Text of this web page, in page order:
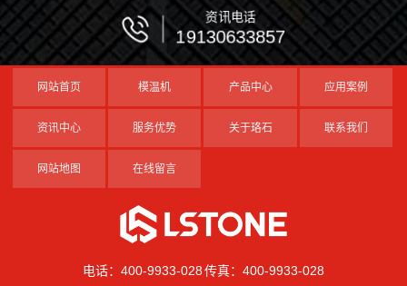
资讯电话
19130633857
网站首页 模温机 产品中心 应用案例
资讯中心 服务优势 关于珞石 联系我们
网站地图 在线留言
电话：400-9933-028 传真：400-9933-028